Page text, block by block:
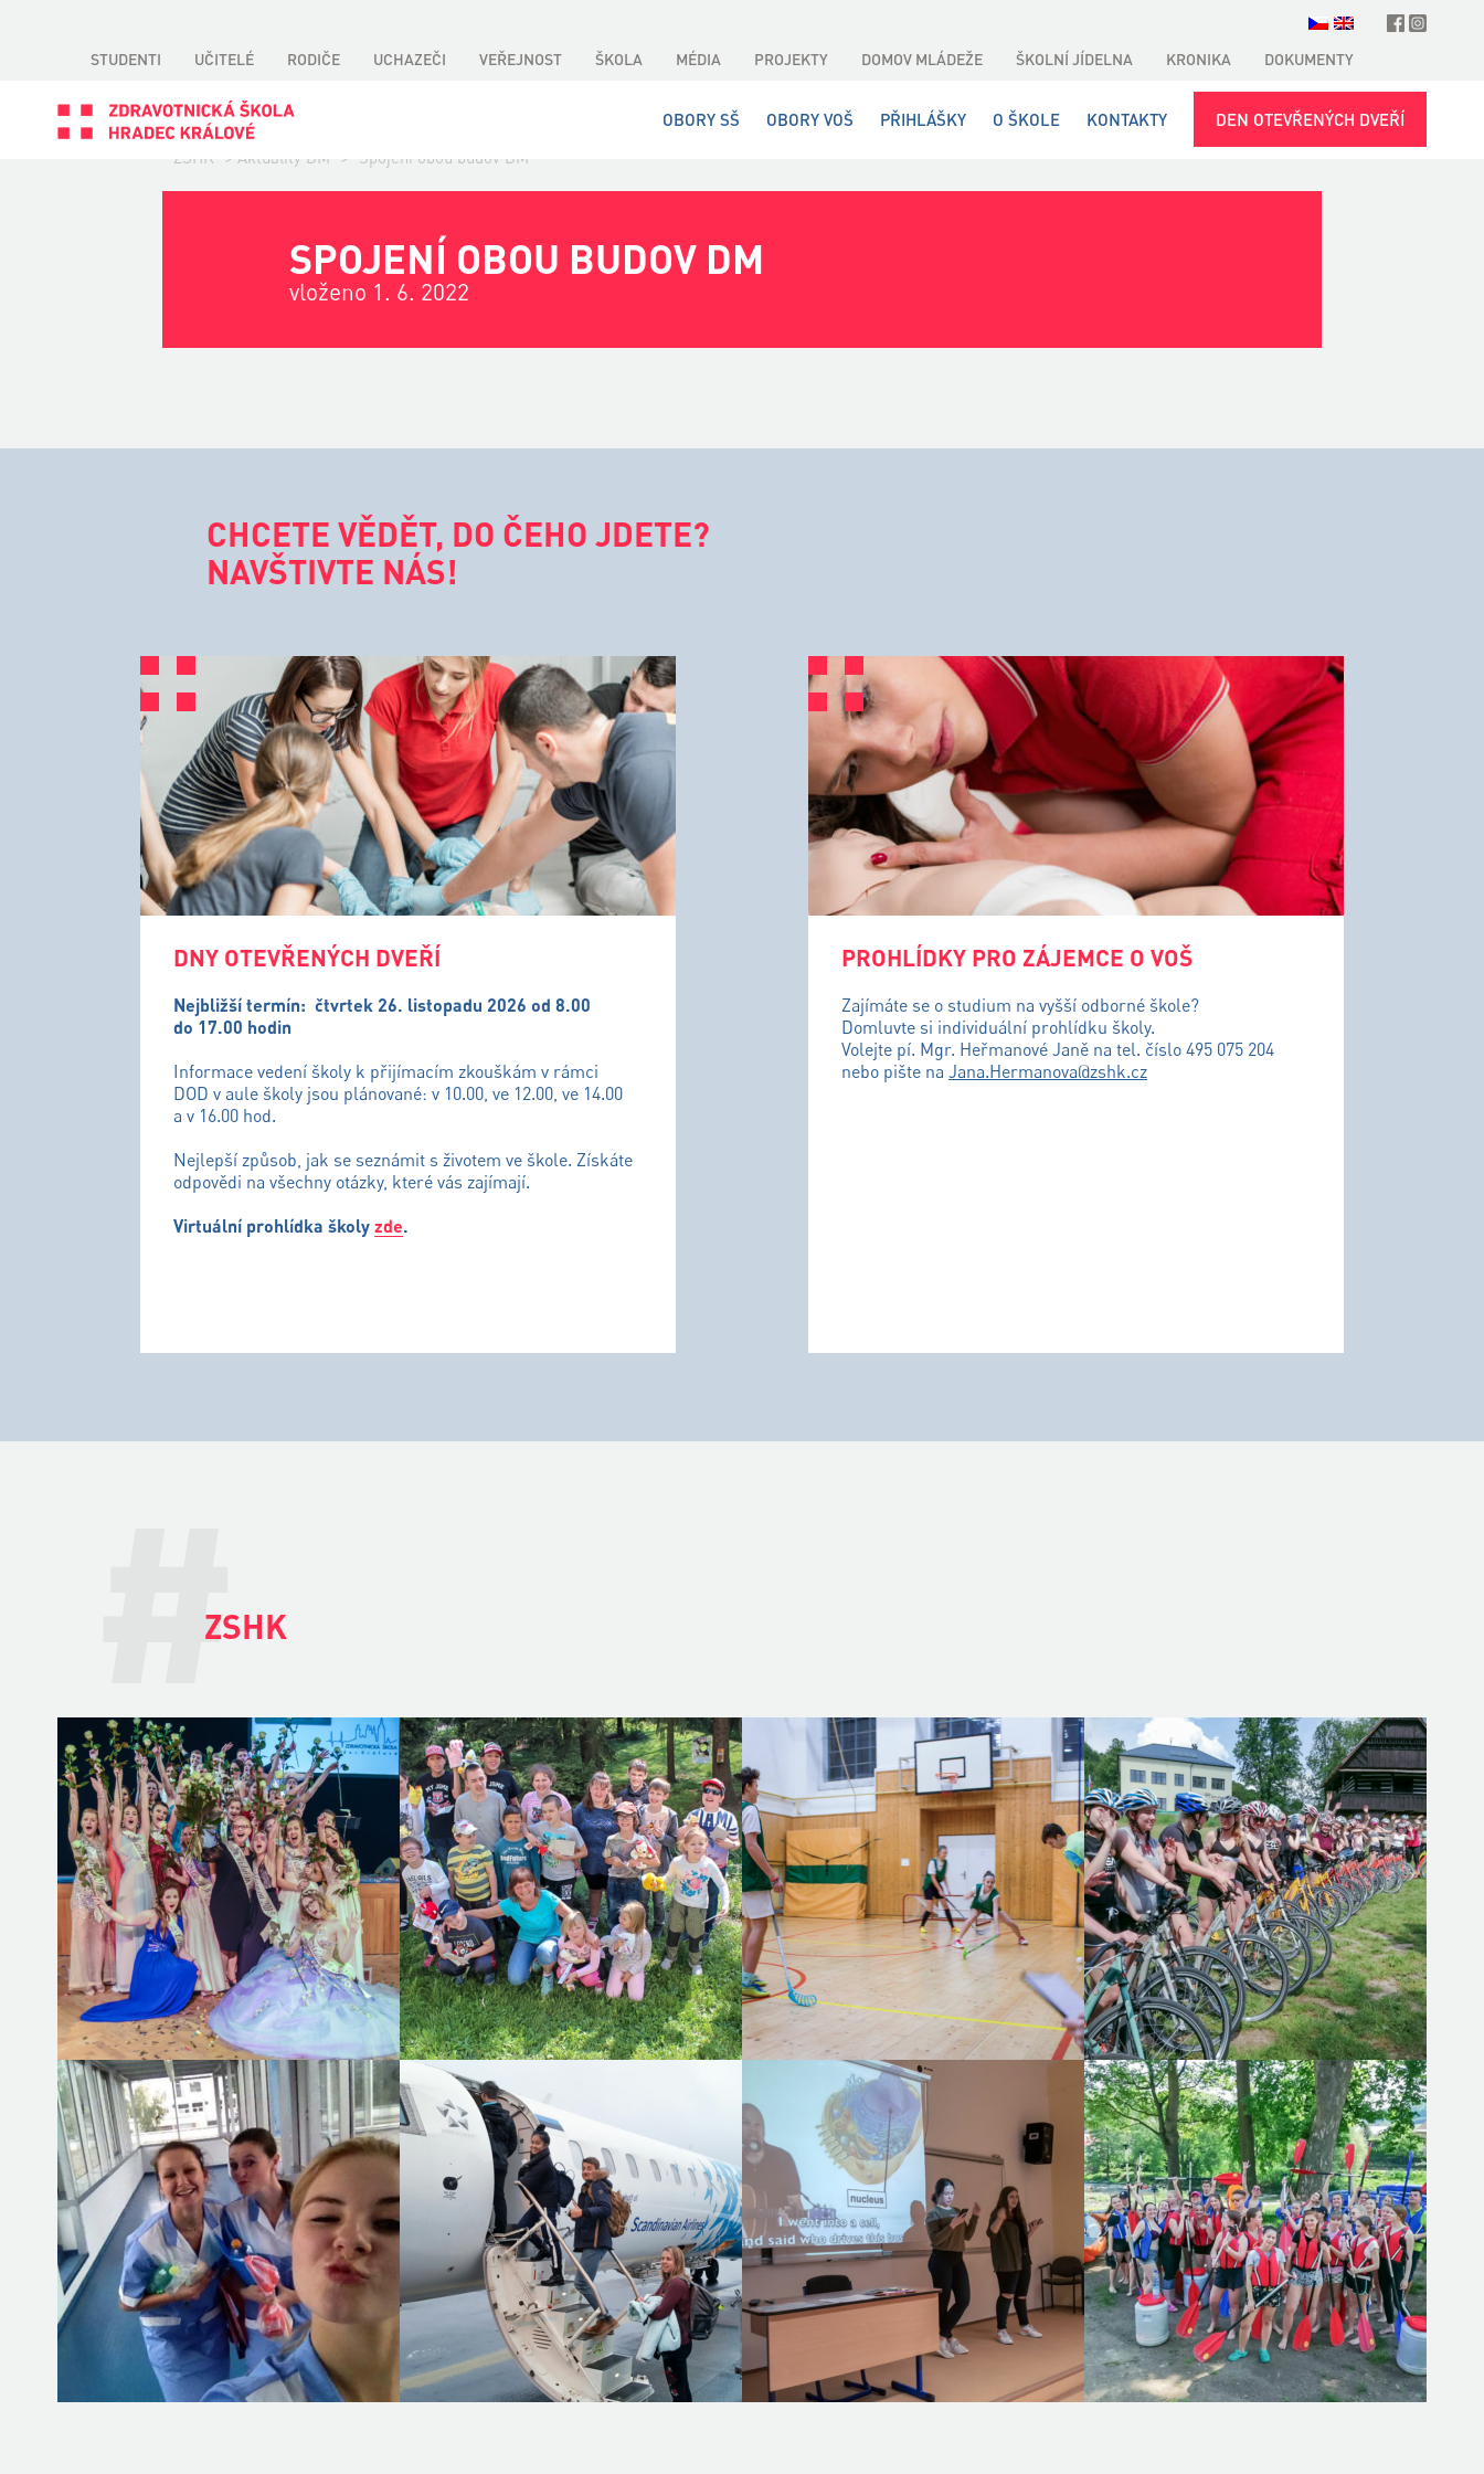
STUDENTI UČITELÉ RODIČE UCHAZEČI VEŘEJNOST ŠKOLA MÉDIA PROJEKTY DOMOV MLÁDEŽE ŠKOLNÍ JÍDELNA KRONIKA DOKUMENTY
OBORY SŠ OBORY VOŠ PŘIHLÁŠKY O ŠKOLE KONTAKTY
DEN OTEVŘENÝCH DVEŘÍ
ZSHK
> Aktuality DM > Spojení obou budov DM
SPOJENÍ OBOU BUDOV DM
vloženo 1. 6. 2022
CHCETE VĚDĚT, DO ČEHO JDETE?
NAVŠTIVTE NÁS!
DNY OTEVŘENÝCH DVEŘÍ
Nejbližší termín: čtvrtek 26. listopadu 2026 od 8.00
do 17.00 hodin
Informace vedení školy k přijímacím zkouškám v rámci
DOD v aule školy jsou plánované: v 10.00, ve 12.00, ve 14.00
a v 16.00 hod.
Nejlepší způsob, jak se seznámit s životem ve škole. Získáte
odpovědi na všechny otázky, které vás zajímají.
Virtuální prohlídka školy zde.
PROHLÍDKY PRO ZÁJEMCE O VOŠ
Zajímáte se o studium na vyšší odborné škole?
Domluvte si individuální prohlídku školy.
Volejte pí. Mgr. Heřmanové Janě na tel. číslo 495 075 204
nebo pište na Jana.Hermanova@zshk.cz
#
ZSHK